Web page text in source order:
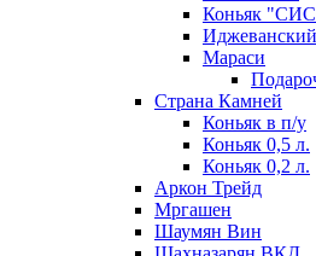
Коньяк
Мараси
Страна Камней
Коньяк в п/у
Коньяк 0,5 л.
Коньяк 0,2 л.
Аркон Трейд
Мргашен
Шаумян Вин